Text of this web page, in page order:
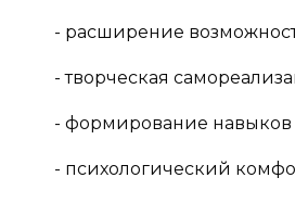
- расширение
- творческая
- формирование навыков
- психологический